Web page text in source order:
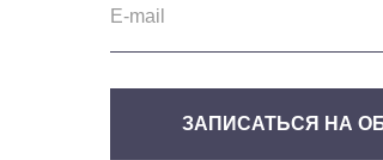
ЗАПИСАТЬСЯ НА